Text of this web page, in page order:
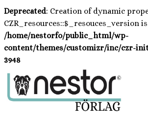
Deprecated: Creation of dynamic
CZR_resources::$_resouces_version
/home/nestorfo/public_html/wp-
content/themes/customizr/inc/czr-
3948
Hoppa
innehåll